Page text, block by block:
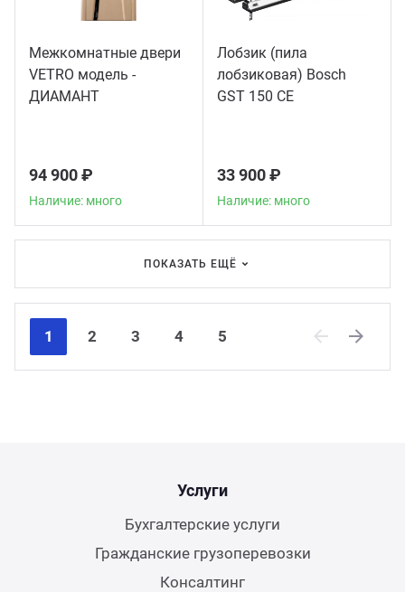
Межкомнатные двери
VETRO модель -
ДИАМАНТ
94 900 ₽
Наличие: много
Лобзик (пила
лобзиковая) Bosch
GST 150 CE
33 900 ₽
Наличие: много
ПОКАЗАТЬ ЕЩЁ
1 2 3 4
5
Услуги
Бухгалтерские услуги
Гражданские грузоперевозки
Консалтинг